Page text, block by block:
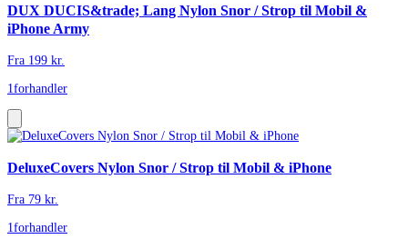
DUX DUCIS&trade; Lang Nylon Snor / Strop til Mobil &
iPhone Army
Fra 199 kr.
1forhandler
DeluxeCovers Nylon Snor / Strop til Mobil & iPhone
Fra 79 kr.
1forhandler